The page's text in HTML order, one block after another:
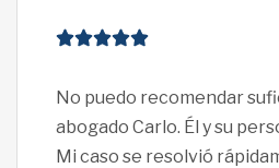
No puedo recomendar
abogado Carlo. Él y su
Mi caso se resolvió